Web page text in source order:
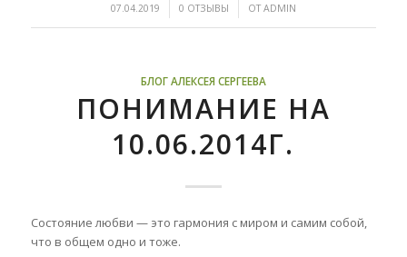
07.04.2019
/ 0 ОТЗЫВЫ
/ ОТADMIN
БЛОГ АЛЕКСЕЯ СЕРГЕЕВА
ПОНИМАНИЕ НА
10.06.2014Г.
Состояние любви — это гармония с миром и самим собой,
что в общем одно и тоже.